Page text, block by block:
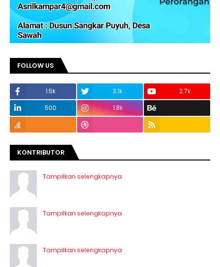
FOLLOW US
1.5k 3.1k
2.7k
500
1.8k
KONTRIBUTOR
Tampilkan selengkapnya
Tampilkan selengkapnya
Tampilkan selengkapnya